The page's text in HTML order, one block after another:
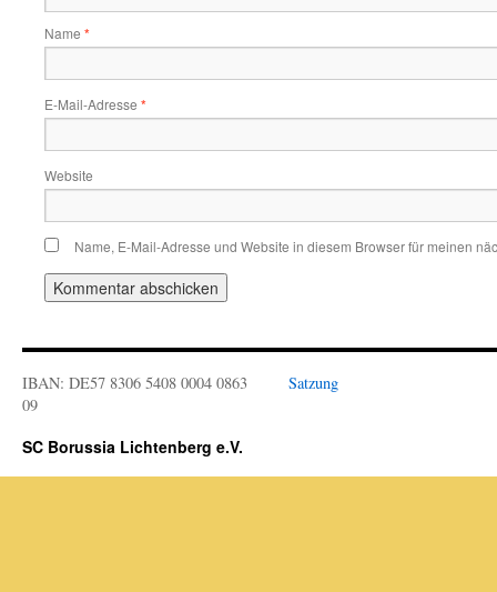
Name *
E-Mail-Adresse *
Website
Name, E-Mail-Adresse und Website in diesem Browser für meinen
IBAN: DE57 8306 5408 0004 0863
09
Satzung
SC Borussia Lichtenberg e.V.